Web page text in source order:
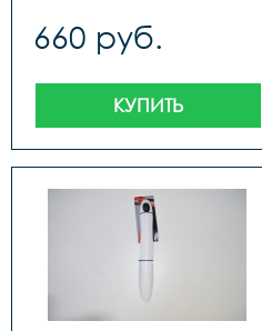
660 руб.
КУПИТЬ